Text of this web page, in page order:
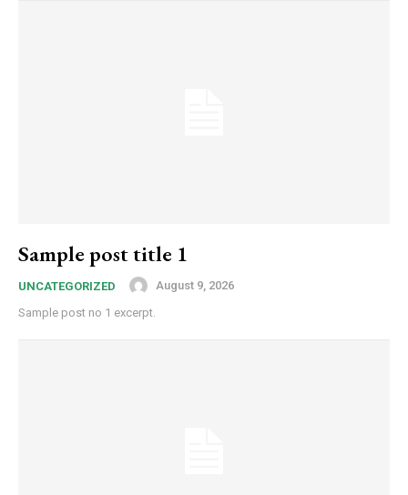
Sample post title 1
UNCATEGORIZED
August 9, 2026
Sample post no 1 excerpt.